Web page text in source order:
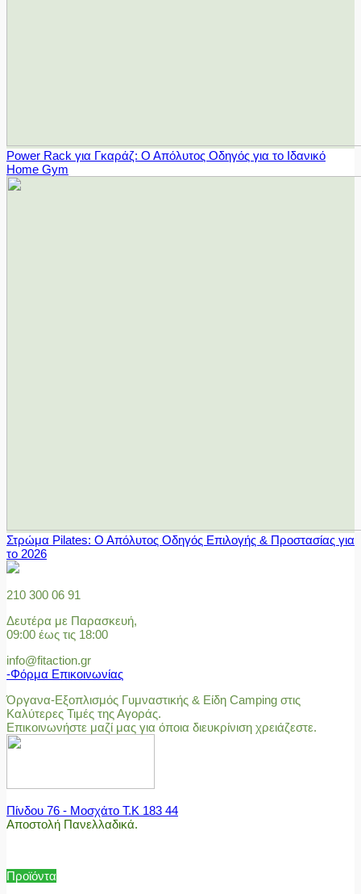
Power Rack για Γκαράζ: Ο Απόλυτος Οδηγός για το Ιδανικό
Home Gym
Στρώμα Pilates: Ο Απόλυτος Οδηγός Επιλογής & Προστασίας για
το 2026
210 300 06 91
Δευτέρα με Παρασκευή,
09:00 έως τις 18:00
info@fitaction.gr
-Φόρμα Επικοινωνίας
Όργανα-Εξοπλισμός Γυμναστικής & Είδη Camping στις
Καλύτερες Τιμές της Αγοράς.
Επικοινωνήστε μαζί μας για όποια διευκρίνιση χρειάζεστε.
Πίνδου 76 - Μοσχάτο Τ.Κ 183 44
Αποστολή Πανελλαδικά.
Προϊόντα